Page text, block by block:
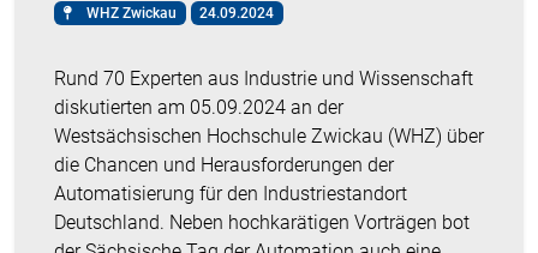
WHZ Zwickau 24.09.2024
Rund 70 Experten aus Industrie und Wissenschaft
diskutierten am 05.09.2024 an der
Westsächsischen Hochschule Zwickau (WHZ) über
die Chancen und Herausforderungen der
Automatisierung für den Industriestandort
Deutschland. Neben hochkarätigen Vorträgen bot